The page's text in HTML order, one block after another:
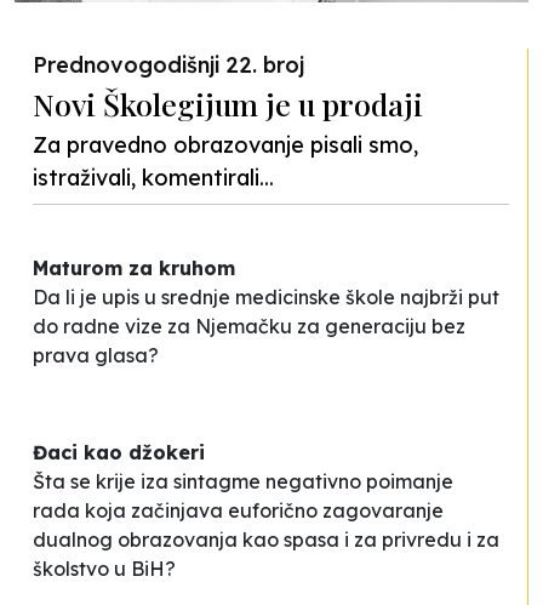
Prednovogodišnji 22. broj
Novi Školegijum je u prodaji
Za pravedno obrazovanje pisali smo,
istraživali, komentirali...
Maturom za kruhom
Da li je upis u srednje medicinske škole najbrži put
do radne vize za Njemačku za generaciju bez
prava glasa?
Đaci kao džokeri
Šta se krije iza sintagme negativno poimanje
rada koja začinjava euforično zagovaranje
dualnog obrazovanja kao spasa i za privredu i za
školstvo u BiH?